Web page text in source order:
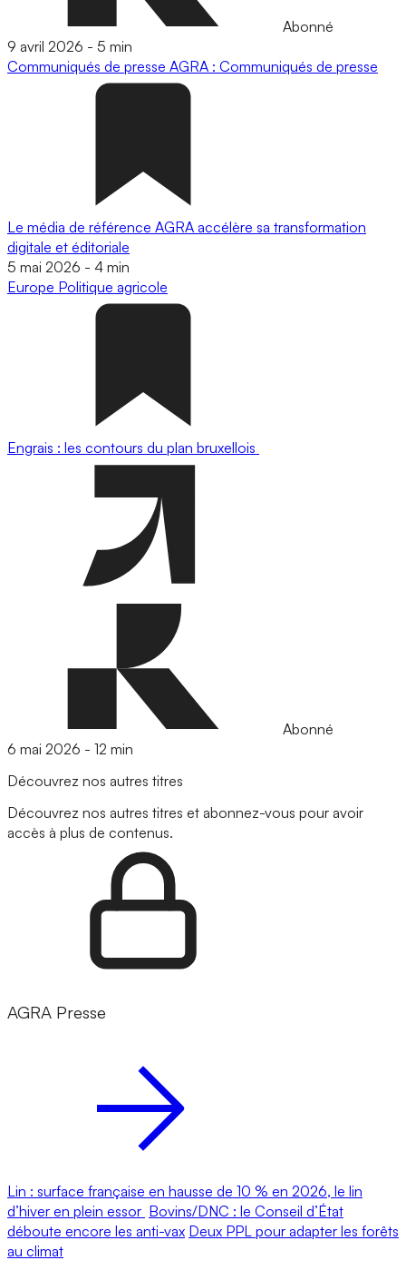
Abonné
9 avril 2026 - 5 min
Communiqués de presse AGRA : Communiqués de presse
Le média de référence AGRA accélère sa transformation
digitale et éditoriale
5 mai 2026 - 4 min
Europe Politique agricole
Engrais : les contours du plan bruxellois
Abonné
6 mai 2026 - 12 min
Découvrez nos autres titres
Découvrez nos autres titres et abonnez-vous pour avoir
accès à plus de contenus.
AGRA Presse
Lin : surface française en hausse de 10 % en 2026, le lin
d’hiver en plein essor Bovins/DNC : le Conseil d’État
déboute encore les anti-vax Deux PPL pour adapter les forêts
au climat